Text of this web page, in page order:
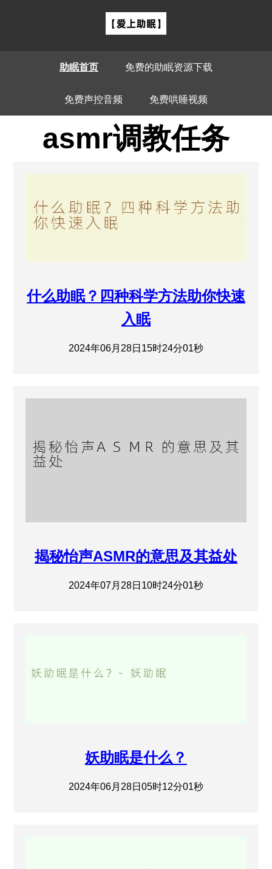
助眠首页 免费的助眠资源下载
免费声控音频 免费哄睡视频
asmr调教任务
什么助眠？四种科学方法助你快速
入眠
2024年06月28日15时24分01秒
揭秘怡声ASMR的意思及其益处
2024年07月28日10时24分01秒
妖助眠是什么？
2024年06月28日05时12分01秒